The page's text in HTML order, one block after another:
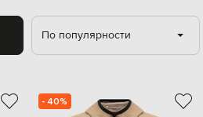
По популярности
- 40%